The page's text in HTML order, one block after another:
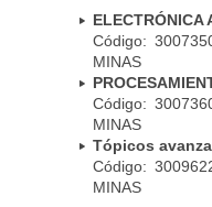
ELECTRÓNICA
Código:
MINAS
Código:
MINAS
Tópicos
Código:
MINAS